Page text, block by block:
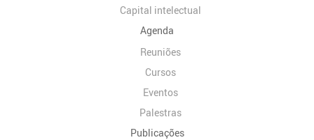
Capital intelectual
Agenda
Reuniões
Cursos
Eventos
Palestras
Publicações